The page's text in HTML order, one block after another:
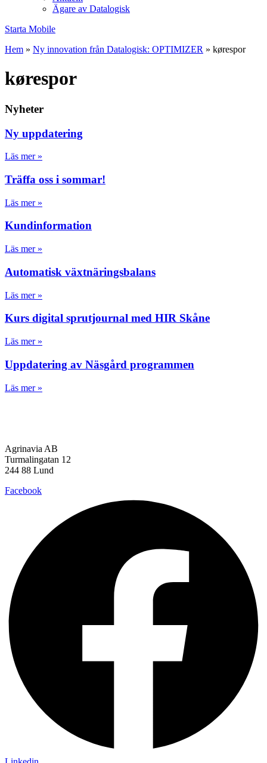
Ägare av Datalogisk
Starta Mobile
Hem » Ny innovation från Datalogisk: OPTIMIZER » kørespor
kørespor
Nyheter
Ny uppdatering
Läs mer »
Träffa oss i sommar!
Läs mer »
Kundinformation
Läs mer »
Automatisk växtnäringsbalans
Läs mer »
Kurs digital sprutjournal med HIR Skåne
Läs mer »
Uppdatering av Näsgård programmen
Läs mer »
Agrinavia AB
Turmalingatan 12
244 88 Lund
Facebook